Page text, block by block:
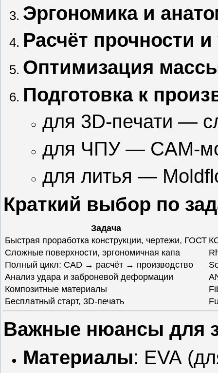
Эргономика и
Расчёт прочности и
Оптимизация
Подготовка к
для 3D‑печати —
для ЧПУ —
для литья —
Краткий выбор по
Задача
Быстрая проработка конструкции, чертежи, ГОСТ
Сложные поверхности, эргономичная капа
Полный цикл: CAD → расчёт → производство
Анализ удара и заброневой деформации
Композитные материалы
Бесплатный старт, 3D‑печать
Важные нюансы для
Материалы: EVA